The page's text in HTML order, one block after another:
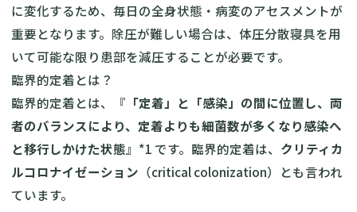
に変化するため、毎日の全身状態・病変のアセスメントが
重要となります。除圧が難しい場合は、体圧分散寝具を用
いて可能な限り患部を減圧することが必要です。
臨界的定着とは？
臨界的定着とは、『 「定着」と「感染」の間に位置し、両
者のバランスにより、定着よりも細菌数が多くなり感染へ
と移行しかけた状態』*1 です。臨界的定着は、 クリティカ
ルコロナイゼーション （critical colonization）とも言われ
ています。